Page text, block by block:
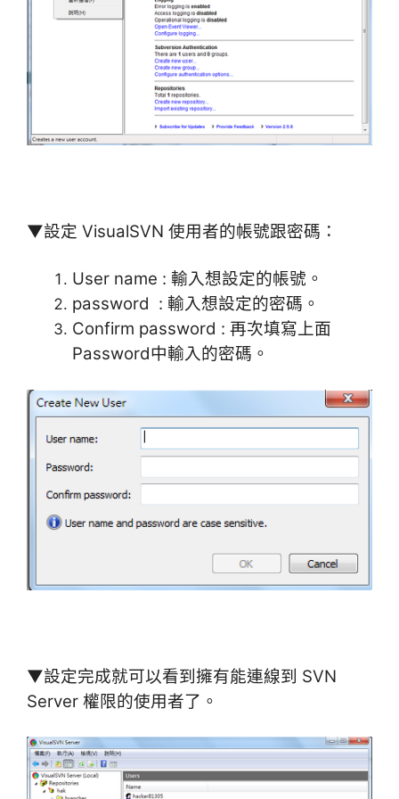
▼設定 VisualSVN 使用者的帳號跟密碼：
User name : 輸入想設定的帳號。
password : 輸入想設定的密碼。
Confirm password : 再次填寫上面
Password中輸入的密碼。
▼設定完成就可以看到擁有能連線到 SVN
Server 權限的使用者了。